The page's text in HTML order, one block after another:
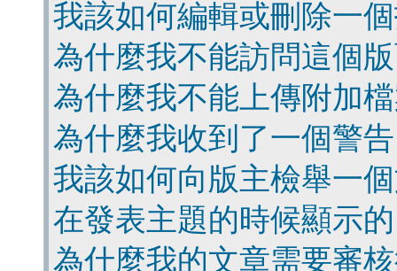
我該如何編輯或刪除一
為什麼我不能訪問這個
為什麼我不能上傳附加
為什麼我收到了一個警
我該如何向版主檢舉一
在發表主題的時候顯示
為什麼我的文章需要審